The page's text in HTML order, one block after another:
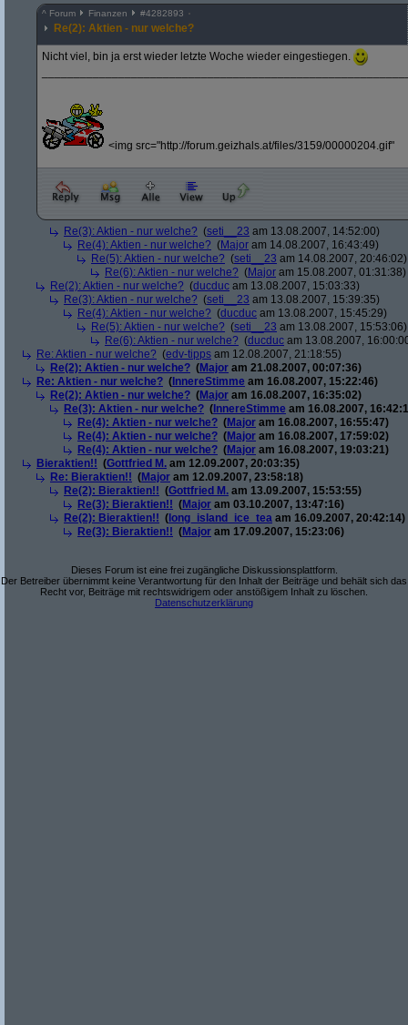
^ Forum Finanzen #4282893
Re(2): Aktien - nur welche?
Nicht viel, bin ja erst wieder letzte Woche wieder eingestiegen.
<img src="http://forum.geizhals.at/files/3159/00000204.gif"
Re(3): Aktien - nur welche? (seti__23 am 13.08.2007, 14:52:00)
Re(4): Aktien - nur welche? (Major am 14.08.2007, 16:43:49)
Re(5): Aktien - nur welche? (seti__23 am 14.08.2007, 20:46:02)
Re(6): Aktien - nur welche? (Major am 15.08.2007, 01:31:38)
Re(2): Aktien - nur welche? (ducduc am 13.08.2007, 15:03:33)
Re(3): Aktien - nur welche? (seti__23 am 13.08.2007, 15:39:35)
Re(4): Aktien - nur welche? (ducduc am 13.08.2007, 15:45:29)
Re(5): Aktien - nur welche? (seti__23 am 13.08.2007, 15:53:06)
Re(6): Aktien - nur welche? (ducduc am 13.08.2007,
Re: Aktien - nur welche? (edv-tipps am 12.08.2007, 21:18:55)
Re(2): Aktien - nur welche? (Major am 21.08.2007, 00:07:36)
Re: Aktien - nur welche? ( InnereStimme am 16.08.2007, 15:22:46)
Re(2): Aktien - nur welche? (Major am 16.08.2007, 16:35:02)
Re(3): Aktien - nur welche? ( InnereStimme am 16.08.2007,
Re(4): Aktien - nur welche? (Major am 16.08.2007, 16:55:47)
Re(4): Aktien - nur welche? (Major am 16.08.2007, 17:59:02)
Re(4): Aktien - nur welche? (Major am 16.08.2007, 19:03:21)
Bieraktien!! (Gottfried M. am 12.09.2007, 20:03:35)
Re: Bieraktien!! (Major am 12.09.2007, 23:58:18)
Re(2): Bieraktien!! (Gottfried M. am 13.09.2007, 15:53:55)
Re(3): Bieraktien!! (Major am 03.10.2007, 13:47:16)
Re(2): Bieraktien!! ( long_island_ice_tea am 16.09.2007, 20:42:14)
Re(3): Bieraktien!! (Major am 17.09.2007, 15:23:06)
Dieses Forum ist eine frei zugängliche Diskussionsplattform.
Der Betreiber übernimmt keine Verantwortung für den Inhalt der Beiträge und behält sich das
Recht vor, Beiträge mit rechtswidrigem oder anstößigem Inhalt zu löschen.
Datenschutzerklärung